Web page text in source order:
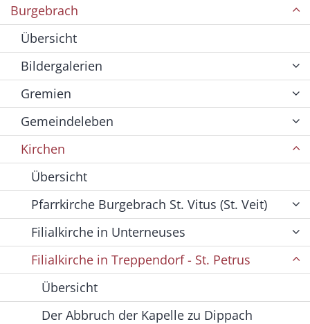
Burgebrach
Übersicht
Bildergalerien
Gremien
Gemeindeleben
Kirchen
Übersicht
Pfarrkirche Burgebrach St. Vitus (St. Veit)
Filialkirche in Unterneuses
Filialkirche in Treppendorf - St. Petrus
Übersicht
Der Abbruch der Kapelle zu Dippach